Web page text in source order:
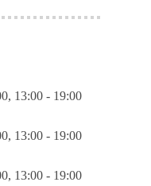
13:00 - 19:00
13:00 - 19:00
13:00 - 19:00